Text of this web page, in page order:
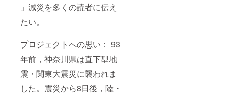
」減災を多くの読者に伝え
たい。
プロジェクトへの思い： 93
年前，神奈川県は直下型地
震・関東大震災に襲われま
した。震災から8日後，陸・